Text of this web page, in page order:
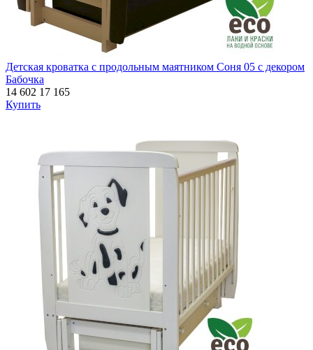
Детская кроватка с продольным маятником Соня 05 с декором
Бабочка
14 602 17 165
Купить